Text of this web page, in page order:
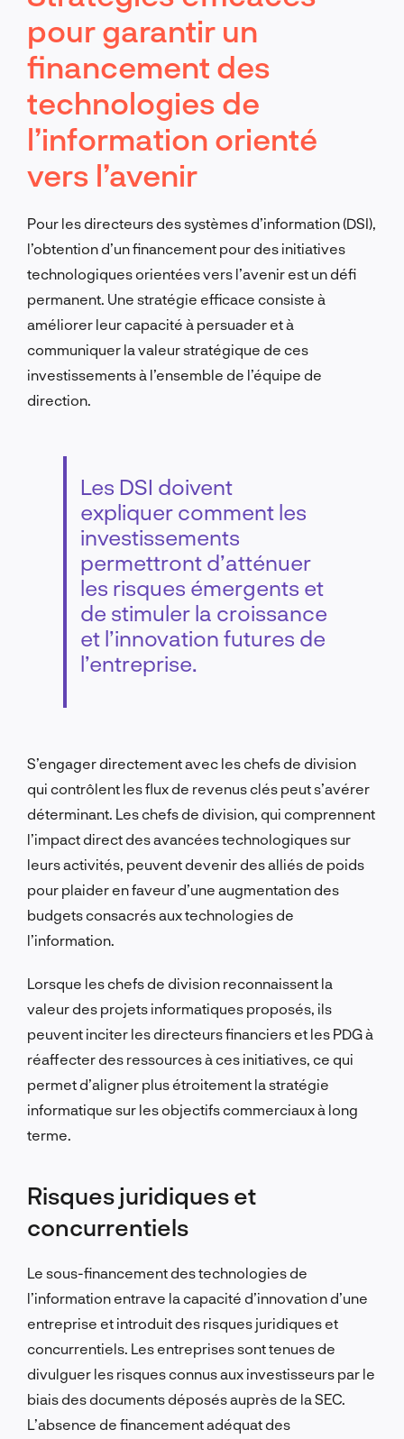
pour garantir un
financement des
technologies de
l’information orienté
vers l’avenir
Pour les directeurs des systèmes d’information (DSI),
l’obtention d’un financement pour des initiatives
technologiques orientées vers l’avenir est un défi
permanent. Une stratégie efficace consiste à
améliorer leur capacité à persuader et à
communiquer la valeur stratégique de ces
investissements à l’ensemble de l’équipe de
direction.
Les DSI doivent
expliquer comment les
investissements
permettront d’atténuer
les risques émergents et
de stimuler la croissance
et l’innovation futures de
l’entreprise.
S’engager directement avec les chefs de division
qui contrôlent les flux de revenus clés peut s’avérer
déterminant. Les chefs de division, qui comprennent
l’impact direct des avancées technologiques sur
leurs activités, peuvent devenir des alliés de poids
pour plaider en faveur d’une augmentation des
budgets consacrés aux technologies de
l’information.
Lorsque les chefs de division reconnaissent la
valeur des projets informatiques proposés, ils
peuvent inciter les directeurs financiers et les PDG à
réaffecter des ressources à ces initiatives, ce qui
permet d’aligner plus étroitement la stratégie
informatique sur les objectifs commerciaux à long
terme.
Risques juridiques et
concurrentiels
Le sous-financement des technologies de
l’information entrave la capacité d’innovation d’une
entreprise et introduit des risques juridiques et
concurrentiels. Les entreprises sont tenues de
divulguer les risques connus aux investisseurs par le
biais des documents déposés auprès de la SEC.
L’absence de financement adéquat des